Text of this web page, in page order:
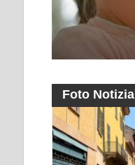
Foto Notizia